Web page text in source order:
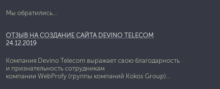
Мы обратились...
ОТЗЫВ НА СОЗДАНИЕ САЙТА DEVINO TELECOM
24.12.2019
Компания Devino Telecom выражает свою благодарность
и признательность сотрудникам
компании WebProfy (группы компаний Kokos Group)...